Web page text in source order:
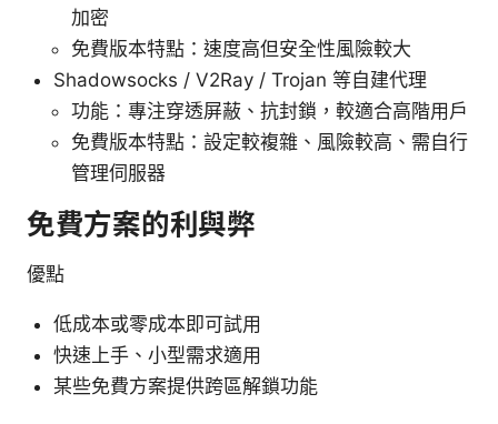
加密
免費版本特點：速度高但安全性風險較大
Shadowsocks / V2Ray / Trojan 等自建代理
功能：專注穿透屏蔽、抗封鎖，較適合高階用戶
免費版本特點：設定較複雜、風險較高、需自行
管理伺服器
免費方案的利與弊
優點
低成本或零成本即可試用
快速上手、小型需求適用
某些免費方案提供跨區解鎖功能